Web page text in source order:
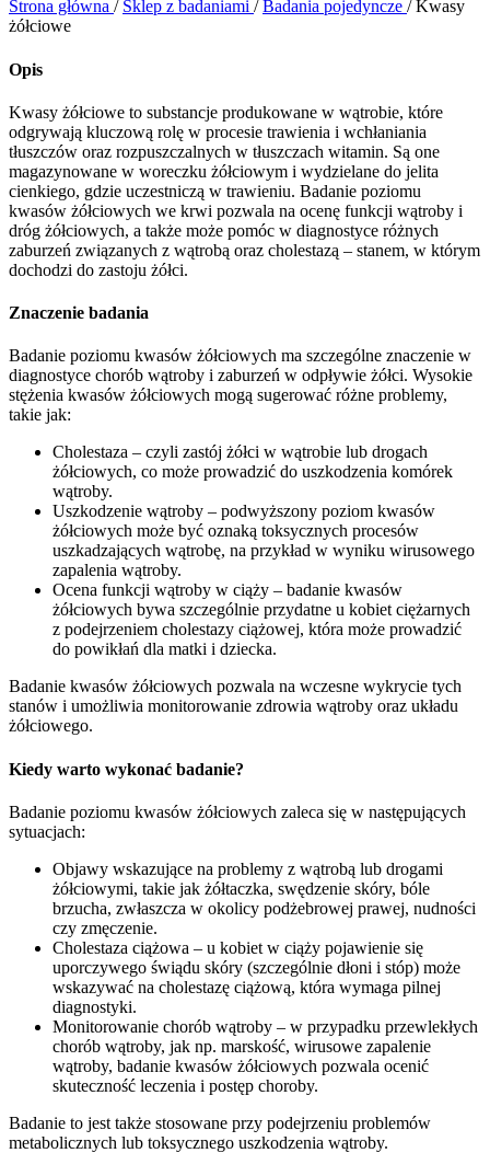
Strona główna / Sklep z badaniami / Badania pojedyncze / Kwasy
żółciowe
Opis
Kwasy żółciowe to substancje produkowane w wątrobie, które
odgrywają kluczową rolę w procesie trawienia i wchłaniania
tłuszczów oraz rozpuszczalnych w tłuszczach witamin. Są one
magazynowane w woreczku żółciowym i wydzielane do jelita
cienkiego, gdzie uczestniczą w trawieniu. Badanie poziomu
kwasów żółciowych we krwi pozwala na ocenę funkcji wątroby i
dróg żółciowych, a także może pomóc w diagnostyce różnych
zaburzeń związanych z wątrobą oraz cholestazą – stanem, w którym
dochodzi do zastoju żółci.
Znaczenie badania
Badanie poziomu kwasów żółciowych ma szczególne znaczenie w
diagnostyce chorób wątroby i zaburzeń w odpływie żółci. Wysokie
stężenia kwasów żółciowych mogą sugerować różne problemy,
takie jak:
Cholestaza – czyli zastój żółci w wątrobie lub drogach
żółciowych, co może prowadzić do uszkodzenia komórek
wątroby.
Uszkodzenie wątroby – podwyższony poziom kwasów
żółciowych może być oznaką toksycznych procesów
uszkadzających wątrobę, na przykład w wyniku wirusowego
zapalenia wątroby.
Ocena funkcji wątroby w ciąży – badanie kwasów
żółciowych bywa szczególnie przydatne u kobiet ciężarnych
z podejrzeniem cholestazy ciążowej, która może prowadzić
do powikłań dla matki i dziecka.
Badanie kwasów żółciowych pozwala na wczesne wykrycie tych
stanów i umożliwia monitorowanie zdrowia wątroby oraz układu
żółciowego.
Kiedy warto wykonać badanie?
Badanie poziomu kwasów żółciowych zaleca się w następujących
sytuacjach:
Objawy wskazujące na problemy z wątrobą lub drogami
żółciowymi, takie jak żółtaczka, swędzenie skóry, bóle
brzucha, zwłaszcza w okolicy podżebrowej prawej, nudności
czy zmęczenie.
Cholestaza ciążowa – u kobiet w ciąży pojawienie się
uporczywego świądu skóry (szczególnie dłoni i stóp) może
wskazywać na cholestazę ciążową, która wymaga pilnej
diagnostyki.
Monitorowanie chorób wątroby – w przypadku przewlekłych
chorób wątroby, jak np. marskość, wirusowe zapalenie
wątroby, badanie kwasów żółciowych pozwala ocenić
skuteczność leczenia i postęp choroby.
Badanie to jest także stosowane przy podejrzeniu problemów
metabolicznych lub toksycznego uszkodzenia wątroby.